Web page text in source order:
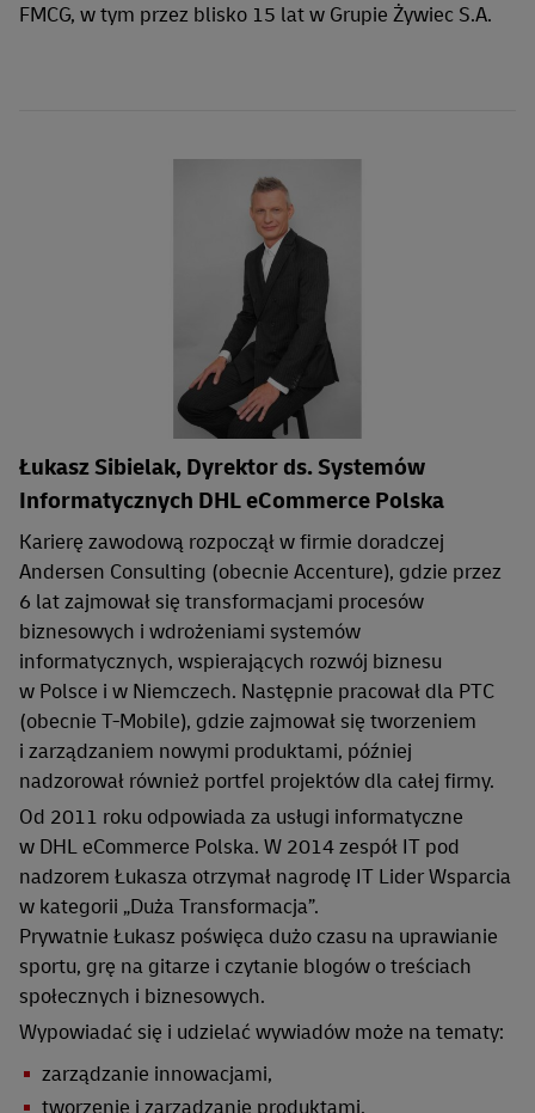
FMCG, w tym przez blisko 15 lat w Grupie Żywiec S.A.
Łukasz Sibielak, Dyrektor ds. Systemów
Informatycznych DHL eCommerce Polska
Karierę zawodową rozpoczął w firmie doradczej
Andersen Consulting (obecnie Accenture), gdzie przez
6 lat zajmował się transformacjami procesów
biznesowych i wdrożeniami systemów
informatycznych, wspierających rozwój biznesu
w Polsce i w Niemczech. Następnie pracował dla PTC
(obecnie T-Mobile), gdzie zajmował się tworzeniem
i zarządzaniem nowymi produktami, później
nadzorował również portfel projektów dla całej firmy.
Od 2011 roku odpowiada za usługi informatyczne
w DHL eCommerce Polska. W 2014 zespół IT pod
nadzorem Łukasza otrzymał nagrodę IT Lider Wsparcia
w kategorii „Duża Transformacja”.
Prywatnie Łukasz poświęca dużo czasu na uprawianie
sportu, grę na gitarze i czytanie blogów o treściach
społecznych i biznesowych.
Wypowiadać się i udzielać wywiadów może na tematy:
zarządzanie innowacjami,
tworzenie i zarządzanie produktami,